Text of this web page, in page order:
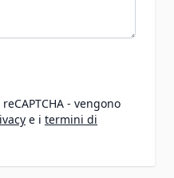
- vengono
e i termini di